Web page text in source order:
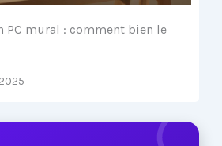
PC mural : comment bien le